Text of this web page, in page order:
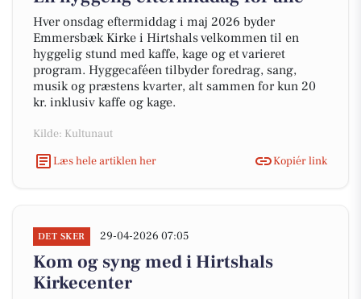
Hver onsdag eftermiddag i maj 2026 byder
Emmersbæk Kirke i Hirtshals velkommen til en
hyggelig stund med kaffe, kage og et varieret
program. Hyggecaféen tilbyder foredrag, sang,
musik og præstens kvarter, alt sammen for kun 20
kr. inklusiv kaffe og kage.
Kilde: Kultunaut
Læs hele artiklen her
Kopiér link
DET SKER 29-04-2026 07:05
Kom og syng med i Hirtshals
Kirkecenter